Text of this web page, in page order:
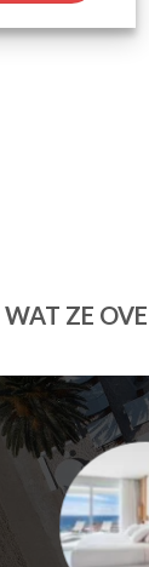
WAT ZE